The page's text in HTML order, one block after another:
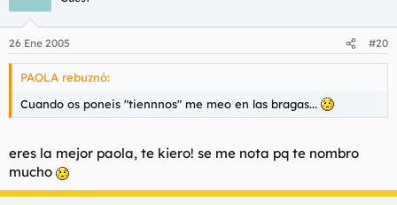
26 Ene 2005 #20
PAOLA rebuznó:
Cuando os poneis "tiennnos" me meo en las bragas...
eres la mejor paola, te kiero! se me nota pq te nombro
mucho